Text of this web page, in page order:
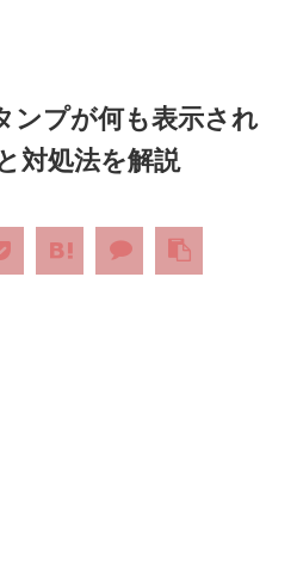
ンプが何も表示され
対処法を解説